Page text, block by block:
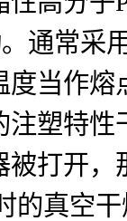
通常采
度当作
塑特
打开
的真空